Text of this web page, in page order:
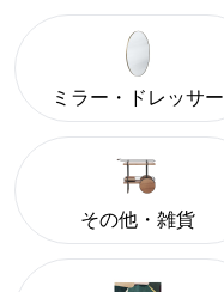
ミラー・ドレッサー
その他・雑貨